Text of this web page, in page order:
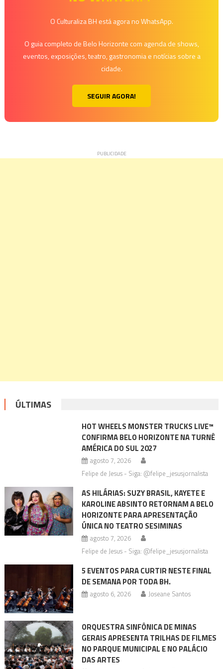
O Culturaliza BH está agora no WhatsApp.
O guia completo de Belo Horizonte com agenda de shows,
eventos, exposições, teatro, gastronomia e notícias sobre a
cidade.
SEGUIR AGORA!
ÚLTIMAS
HOT WHEELS MONSTER TRUCKS LIVE™
CONFIRMA BELO HORIZONTE NA TURNÊ
AMÉRICA DO SUL 2027
agosto 7, 2026
Felipe de Jesus - Siga: @felipe_jesusjornalista
AS HILÁRIAS: SUZY BRASIL, KAYETE E
KAROLINE ABSINTO RETORNAM A BELO
HORIZONTE PARA APRESENTAÇÃO
ÚNICA NO TEATRO SESIMINAS
agosto 7, 2026
Felipe de Jesus - Siga: @felipe_jesusjornalista
5 EVENTOS PARA CURTIR NESTE FINAL
DE SEMANA POR TODA BH.
agosto 6, 2026 Joseane Santos
ORQUESTRA SINFÔNICA DE MINAS
GERAIS APRESENTA TRILHAS DE FILMES
NO PARQUE MUNICIPAL E NO PALÁCIO
DAS ARTES